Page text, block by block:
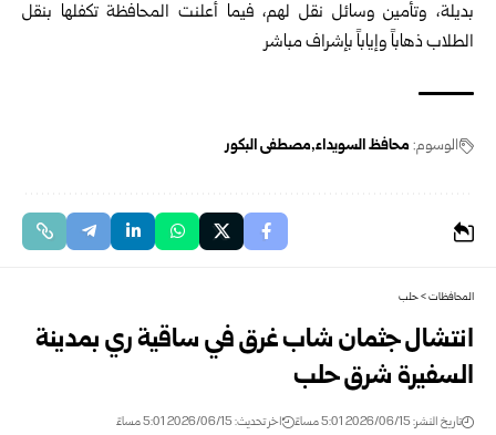
بديلة، وتأمين وسائل نقل لهم، فيما أعلنت المحافظة تكفلها بنقل
الطلاب ذهاباً وإياباً بإشراف مباشر
الوسوم: محافظ السويداء مصطفى البكور
المحافظات>حلب
انتشال جثمان شاب غرق في ساقية ري بمدينة
السفيرة شرق حلب
تاريخ النشر: 2026/06/15 5:01 مساءً اخر تحديث: 2026/06/15 5:01 مساءً